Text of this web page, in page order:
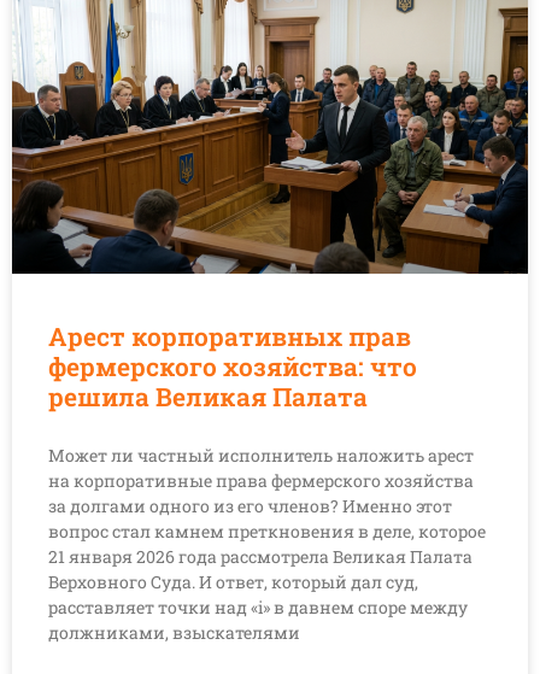
Арест корпоративных прав
фермерского хозяйства: что
решила Великая Палата
Может ли частный исполнитель наложить арест
на корпоративные права фермерского хозяйства
за долгами одного из его членов? Именно этот
вопрос стал камнем преткновения в деле, которое
21 января 2026 года рассмотрела Великая Палата
Верховного Суда. И ответ, который дал суд,
расставляет точки над «i» в давнем споре между
должниками, взыскателями